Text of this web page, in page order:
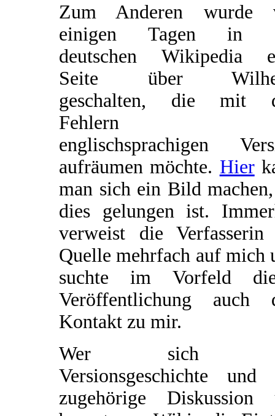
Zum Anderen wurde
einigen Tagen in
deutschen Wikipedia
Seite über
geschalten, die mit
Fehlern
englischsprachigen
aufräumen möchte. Hier
man sich ein Bild
dies gelungen ist.
verweist die Verfasserin
Quelle mehrfach auf mich
suchte im Vorfeld
Veröffentlichung auch
Kontakt zu mir.
Wer sich
Versionsgeschichte und
zugehörige Diskussion